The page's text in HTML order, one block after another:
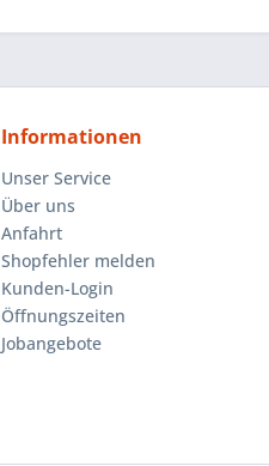
Informationen
Unser Service
Über uns
Anfahrt
Shopfehler melden
Kunden-Login
Öffnungszeiten
Jobangebote